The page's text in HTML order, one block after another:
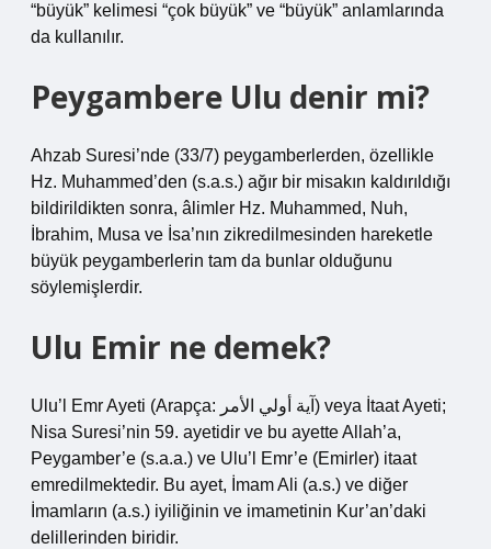
“büyük” kelimesi “çok büyük” ve “büyük” anlamlarında
da kullanılır.
Peygambere Ulu denir mi?
Ahzab Suresi’nde (33/7) peygamberlerden, özellikle
Hz. Muhammed’den (s.a.s.) ağır bir misakın kaldırıldığı
bildirildikten sonra, âlimler Hz. Muhammed, Nuh,
İbrahim, Musa ve İsa’nın zikredilmesinden hareketle
büyük peygamberlerin tam da bunlar olduğunu
söylemişlerdir.
Ulu Emir ne demek?
Ulu’l Emr Ayeti (Arapça: آية أولي الأمر) veya İtaat Ayeti;
Nisa Suresi’nin 59. ayetidir ve bu ayette Allah’a,
Peygamber’e (s.a.a.) ve Ulu’l Emr’e (Emirler) itaat
emredilmektedir. Bu ayet, İmam Ali (a.s.) ve diğer
İmamların (a.s.) iyiliğinin ve imametinin Kur’an’daki
delillerinden biridir.